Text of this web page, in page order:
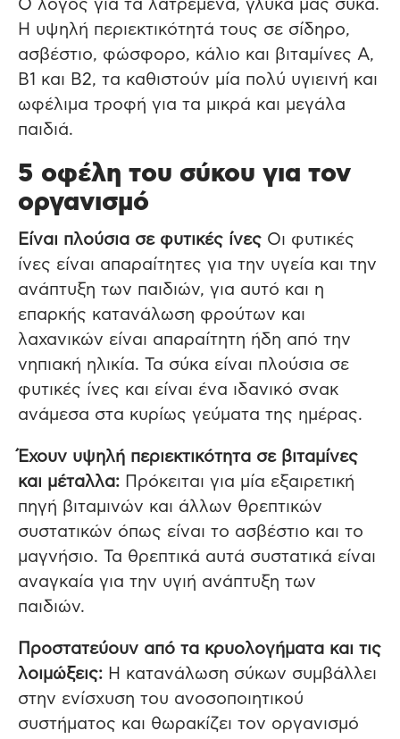
Ο λόγος για τα λατρεμένα, γλυκά μας σύκα.
Η υψηλή περιεκτικότητά τους σε σίδηρο,
ασβέστιο, φώσφορο, κάλιο και βιταμίνες A,
Β1 και Β2, τα καθιστούν μία πολύ υγιεινή και
ωφέλιμα τροφή για τα μικρά και μεγάλα
παιδιά.
5 οφέλη του σύκου για τον
οργανισμό
Είναι πλούσια σε φυτικές ίνες Οι φυτικές
ίνες είναι απαραίτητες για την υγεία και την
ανάπτυξη των παιδιών, για αυτό και η
επαρκής κατανάλωση φρούτων και
λαχανικών είναι απαραίτητη ήδη από την
νηπιακή ηλικία. Τα σύκα είναι πλούσια σε
φυτικές ίνες και είναι ένα ιδανικό σνακ
ανάμεσα στα κυρίως γεύματα της ημέρας.
Έχουν υψηλή περιεκτικότητα σε βιταμίνες
και μέταλλα: Πρόκειται για μία εξαιρετική
πηγή βιταμινών και άλλων θρεπτικών
συστατικών όπως είναι το ασβέστιο και το
μαγνήσιο. Τα θρεπτικά αυτά συστατικά είναι
αναγκαία για την υγιή ανάπτυξη των
παιδιών.
Προστατεύουν από τα κρυολογήματα και τις
λοιμώξεις: Η κατανάλωση σύκων συμβάλλει
στην ενίσχυση του ανοσοποιητικού
συστήματος και θωρακίζει τον οργανισμό